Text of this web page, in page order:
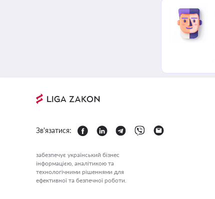
Зв'язатися:
забезпечує український бізнес
інформацією, аналітикою та
технологічними рішеннями для
ефективної та безпечної роботи.